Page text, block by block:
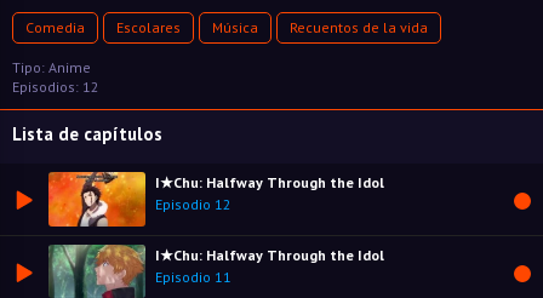
Comedia Escolares Música Recuentos de la vida
Tipo: Anime
Episodios: 12
Lista de capítulos
I★Chu: Halfway Through the Idol
Episodio 12
I★Chu: Halfway Through the Idol
Episodio 11